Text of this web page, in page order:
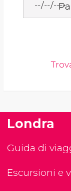
Londra
Guida di
Escursioni e